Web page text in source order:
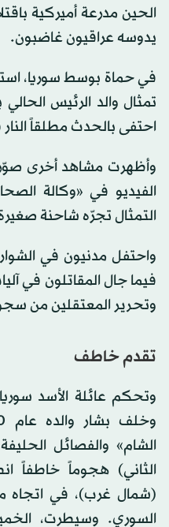
الحين مدرعة أميركية
يدوسه عراقيون غاضبون.
في حماة بوسط سوريا،
تمثال والد الرئيس
احتفى بالحدث مطلقاً
وأظهرت مشاهد أخرى
الفيديو في «وكالة
التمثال تجرّه شاحنة
واحتفل مدنيون في
فيما جال المقاتلون في
وتحرير المعتقلين من
تقدم خاطف
وتحكم عائلة الأسد
الثاني) هجوماً خاطفاً
(شمال غرب)، في اتجاه
السوري. وسيطرت،